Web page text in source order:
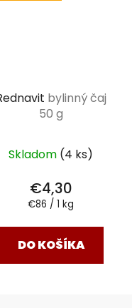
bylinný čaj
50 g
Skladom (4 ks)
€4,30
Jednotková
€86 / 1 kg
DO KOŠÍKA